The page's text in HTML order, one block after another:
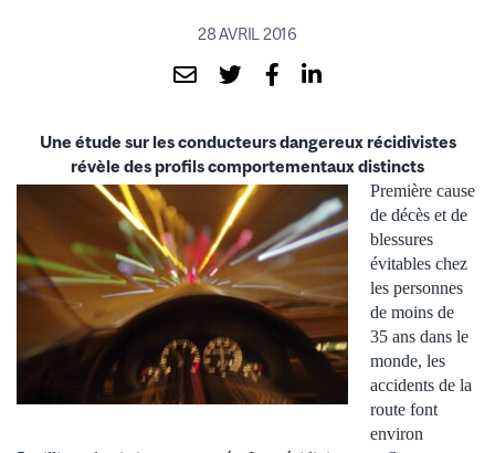
28 AVRIL 2016
Une étude sur les conducteurs dangereux récidivistes
révèle des profils comportementaux distincts
Première cause
de décès et de
blessures
évitables chez
les personnes
de moins de
35 ans dans le
monde, les
accidents de la
route font
environ